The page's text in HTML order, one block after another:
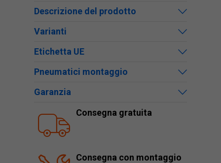
Descrizione del prodotto
Varianti
Etichetta UE
Pneumatici montaggio
Garanzia
Consegna gratuita
Consegna con montaggio